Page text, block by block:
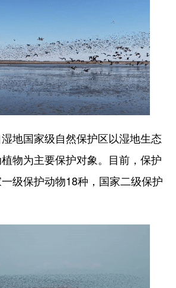
日本語 한국어
国家级自然保护区以湿地生态
物为主要保护对象。目前，保护
级保护动物18种，国家二级保护